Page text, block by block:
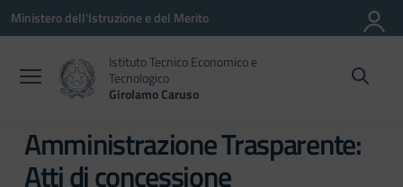
Vai ai contenuti
Vai al menu di navigazione
Vai al footer
Ministero dell'Istruzione e del Merito
Istituto Tecnico Economico e
Tecnologico
Girolamo Caruso
Amministrazione Trasparente:
Atti di concessione